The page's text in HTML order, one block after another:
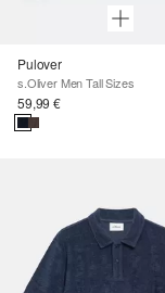
Pulover
s.Oliver Men Tall Sizes
59,99 €